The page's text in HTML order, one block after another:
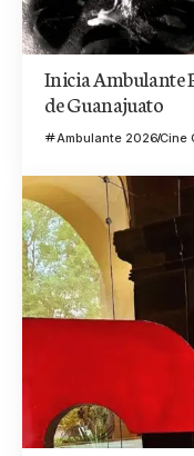
Inicia Ambulante
de Guanajuato
Ambulante 2026Cine